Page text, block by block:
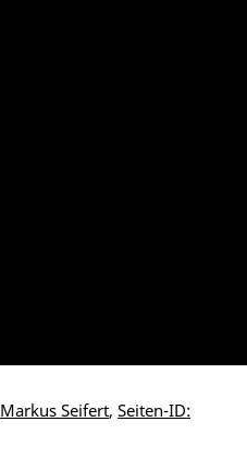
Markus Seifert, Seiten-ID: